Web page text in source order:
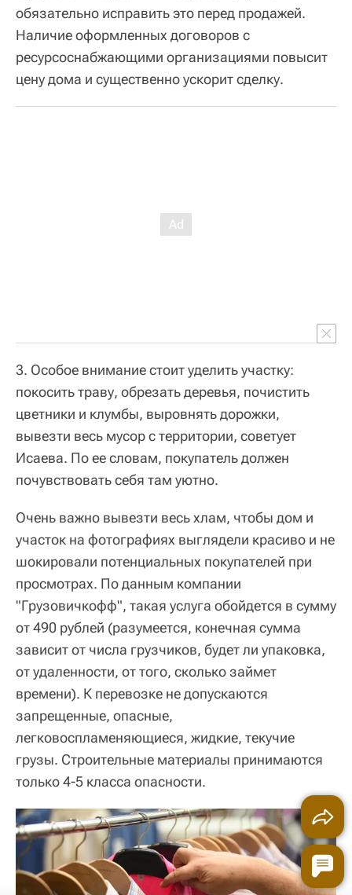
обязательно исправить это перед продажей.
Наличие оформленных договоров с
ресурсоснабжающими организациями повысит
цену дома и существенно ускорит сделку.
3. Особое внимание стоит уделить участку:
покосить траву, обрезать деревья, почистить
цветники и клумбы, выровнять дорожки,
вывезти весь мусор с территории, советует
Исаева. По ее словам, покупатель должен
почувствовать себя там уютно.
Очень важно вывезти весь хлам, чтобы дом и
участок на фотографиях выглядели красиво и не
шокировали потенциальных покупателей при
просмотрах. По данным компании
"Грузовичкофф", такая услуга обойдется в сумму
от 490 рублей (разумеется, конечная сумма
зависит от числа грузчиков, будет ли упаковка,
от удаленности, от того, сколько займет
времени). К перевозке не допускаются
запрещенные, опасные,
легковоспламеняющиеся, жидкие, текучие
грузы. Строительные материалы принимаются
только 4-5 класса опасности.